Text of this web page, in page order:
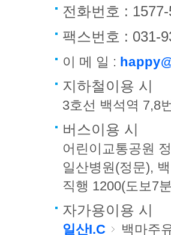
전화번호 :
팩스번호 : 031-
이 메 일 :
지하철이용 시
3호선 백석역 7,8
버스이용 시
어린이교통공원
일산병원(정문),
직행 1200(도보7
자가용이용 시
일산I.C
백마주